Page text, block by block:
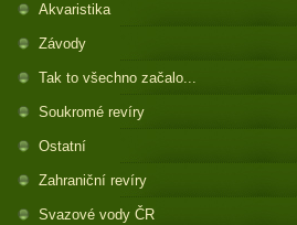
Akvaristika
Závody
Tak to všechno začalo...
Soukromé revíry
Ostatní
Zahraniční revíry
Svazové vody ČR